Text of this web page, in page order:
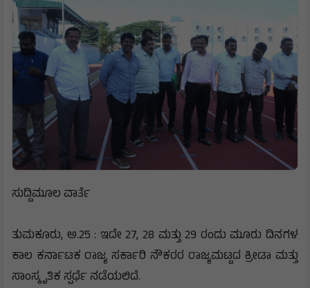
ಸುದ್ದಿಮೂಲ ವಾರ್ತೆ
ತುಮಕೂರು, ಅ.25 : ಇದೇ 27, 28 ಮತ್ತು 29 ರಂದು ಮೂರು ದಿನಗಳ
ಕಾಲ ಕರ್ನಾಟಕ ರಾಜ್ಯ ಸರ್ಕಾರಿ ನೌಕರರ ರಾಜ್ಯಮಟ್ಟದ ಕ್ರೀಡಾ ಮತ್ತು
ಸಾಂಸ್ಕೃತಿಕ ಸ್ಪರ್ಧೆ ನಡೆಯಲಿದೆ.